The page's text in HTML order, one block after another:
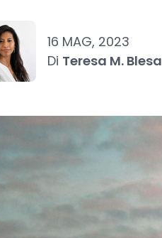
16 MAG, 2023
Di Teresa M. Blesa